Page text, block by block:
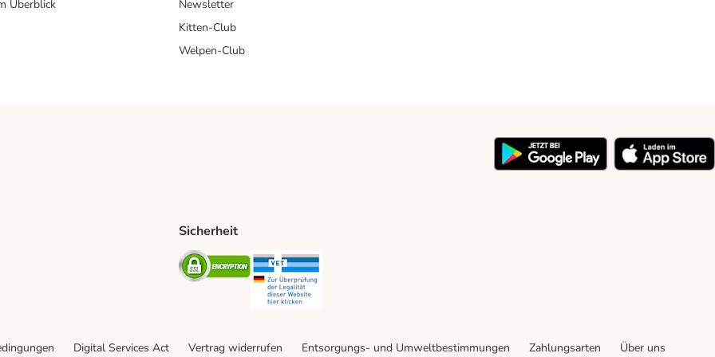
Überblick
Newsletter
Kitten-Club
Welpen-Club
Post Shipping Method
Sicherheit
Security
Digital Services Act Vertrag widerrufen Entsorgungs- und Umweltbestimmungen Zahlungsarten Über uns